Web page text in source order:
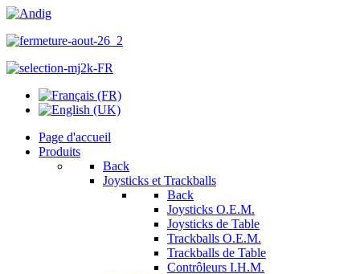
Page d'accueil
Produits
Back
Joysticks et Trackballs
Back
Joysticks O.E.M.
Joysticks de Table
Trackballs O.E.M.
Trackballs de Table
Contrôleurs I.H.M.